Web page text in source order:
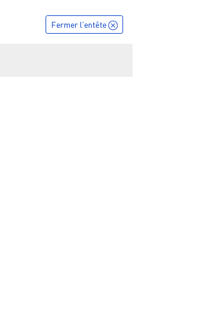
Fermer l'entête